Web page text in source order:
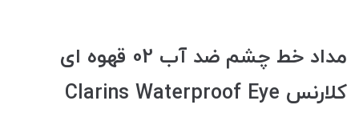
مداد خط چشم ضد آب 02 قهوه ای
کلارنس Clarins Waterproof Eye